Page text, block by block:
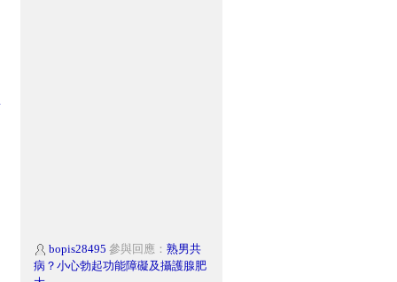
bopis28495 參與回應： 熟男共
病？小心勃起功能障礙及攝護腺肥
大